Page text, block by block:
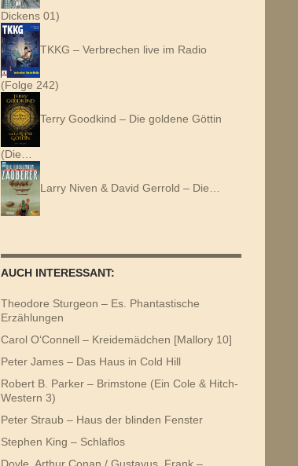
Dickens 01)
TKKG – Verbrechen live im Radio
(Folge 242)
Terry Goodkind – Die goldene Göttin
(Die…
Larry Niven & David Gerrold – Die…
AUCH INTERESSANT:
Theodore Sturgeon – Es. Phantastische
Erzählungen
Carol O‘Connell – Kreidemädchen [Mallory 10]
Peter James – Das Haus in Cold Hill
Robert B. Parker – Brimstone (Ein Cole & Hitch-
Western 3)
Peter Straub – Haus der blinden Fenster
Stephen King – Schlaflos